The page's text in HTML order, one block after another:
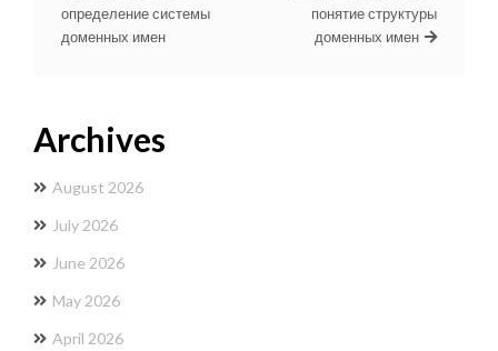
определение системы
доменных имен
понятие структуры
доменных имен
Archives
August 2026
July 2026
June 2026
May 2026
April 2026